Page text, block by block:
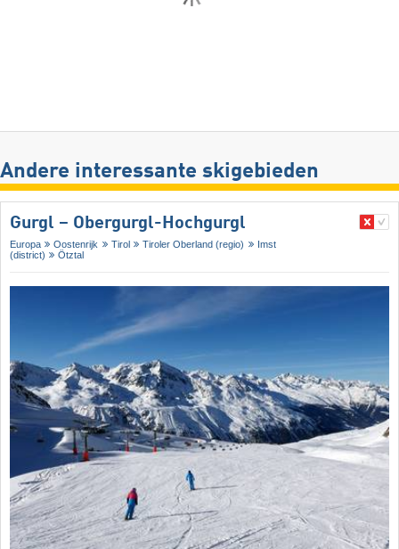
Andere interessante skigebieden
Gurgl – Obergurgl-Hochgurgl
Europa Oostenrijk Tirol Tiroler Oberland (regio)
Imst
(district)
Ötztal